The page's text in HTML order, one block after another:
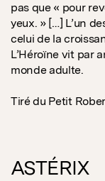
pas que « pour
yeux. » […] L’un
celui de la
L’Héroïne vit par
monde adulte.
Tiré du Petit
ASTÉRIX